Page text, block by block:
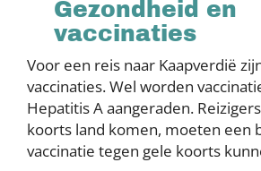
Gezondheid en
vaccinaties
Voor een reis naar Kaapverdië
vaccinaties. Wel worden
Hepatitis A aangeraden.
koorts land komen, moeten een
vaccinatie tegen gele koorts